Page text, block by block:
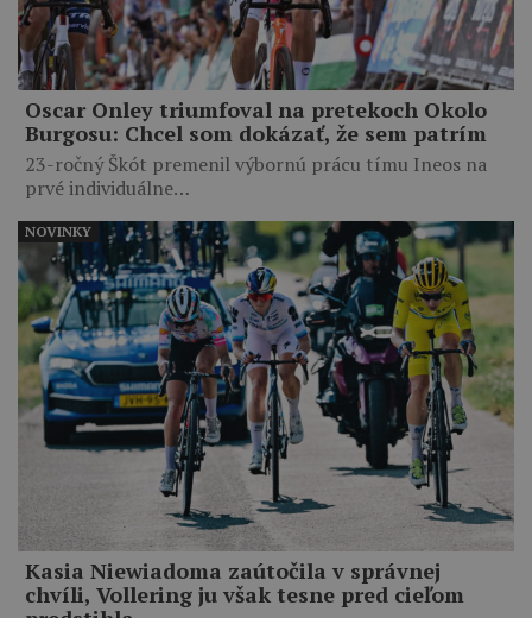
Oscar Onley triumfoval na pretekoch Okolo
Burgosu: Chcel som dokázať, že sem patrím
23-ročný Škót premenil výbornú prácu tímu Ineos na
prvé individuálne…
Kasia Niewiadoma zaútočila v správnej
chvíli, Vollering ju však tesne pred cieľom
NOVINKY